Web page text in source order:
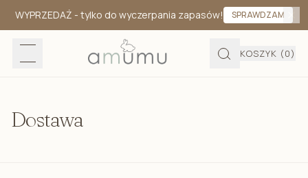
WYPRZEDAŻ - tylko do wyczerpania zapasów! SPRAWDZAM
KOSZYK (0)
Dostawa